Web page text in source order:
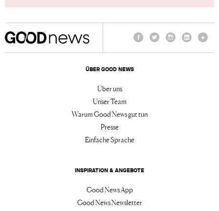
ÜBER GOOD NEWS
Über uns
Unser Team
Warum Good News gut tun
Presse
Einfache Sprache
INSPIRATION & ANGEBOTE
Good News App
Good News Newsletter